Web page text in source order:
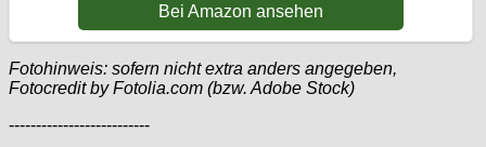
Bei Amazon ansehen
Fotohinweis: sofern nicht extra anders angegeben,
Fotocredit by Fotolia.com (bzw. Adobe Stock)
--------------------------